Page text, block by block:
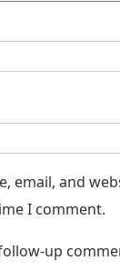
email, and
I comment.
up